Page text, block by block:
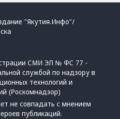
"Якутия.Инфо"/
СМИ ЭЛ № ФС 77 -
службой по надзору в
технологий и
(Роскомнадзор)
не совпадать с мнением
публикаций.